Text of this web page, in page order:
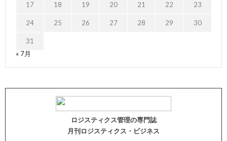
17 18 19 20 21 22 23
24 25 26 27 28 29 30
31
« 7月
ロジスティクス管理の専門誌
月刊ロジスティクス・ビジネス